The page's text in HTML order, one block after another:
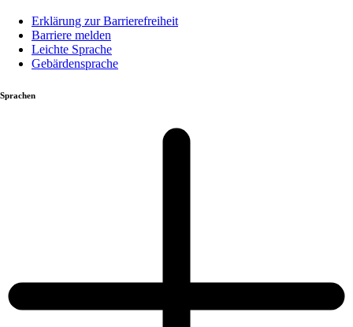
Erklärung zur Barrierefreiheit
Barriere melden
Leichte Sprache
Gebärdensprache
Sprachen